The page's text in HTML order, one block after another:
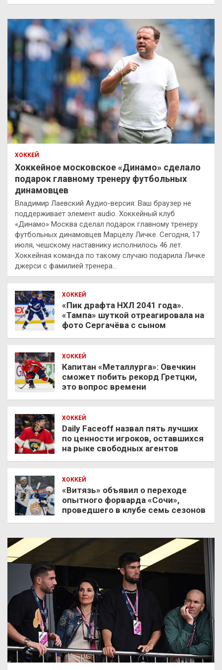
ХОККЕЙ
Хоккейное московское «Динамо» сделало
подарок главному тренеру футбольных
динамовцев
Владимир Лаевский Аудио-версия: Ваш браузер не
поддерживает элемент audio. Хоккейный клуб
«Динамо» Москва сделал подарок главному тренеру
футбольных динамовцев Марцелу Личке. Сегодня, 17
июля, чешскому наставнику исполнилось 46 лет.
Хоккейная команда по такому случаю подарила Личке
джерси с фамилией тренера…
ХОККЕЙ
«Пик драфта НХЛ 2041 года».
«Тампа» шуткой отреагировала на
фото Сергачёва с сыном
ХОККЕЙ
Капитан «Металлурга»: Овечкин
сможет побить рекорд Гретцки,
это вопрос времени
ХОККЕЙ
Daily Faceoff назвал пять лучших
по ценности игроков, оставшихся
на рыке свободных агентов
ХОККЕЙ
«Витязь» объявил о переходе
опытного форварда «Сочи»,
проведшего в клубе семь сезонов